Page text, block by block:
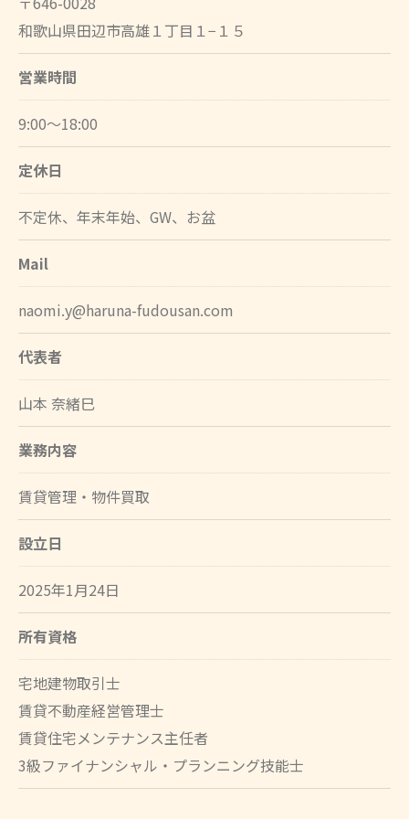
和歌山県田辺市高雄１丁目１−１５
営業時間
9:00～18:00
定休日
不定休、年末年始、GW、お盆
Mail
naomi.y@haruna-fudousan.com
代表者
山本 奈緒巳
業務内容
賃貸管理・物件買取
設立日
2025年1月24日
所有資格
宅地建物取引士
賃貸不動産経営管理士
賃貸住宅メンテナンス主任者
3級ファイナンシャル・プランニング技能士